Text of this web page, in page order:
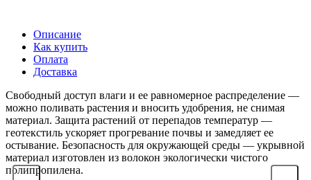
Описание
Как купить
Оплата
Доставка
Свободный доступ влаги и ее равномерное распределение —
можно поливать растения и вносить удобрения, не снимая
материал. Защита растений от перепадов температур —
геотекстиль ускоряет прогревание почвы и замедляет ее
остывание. Безопасность для окружающей среды — укрывной
материал изготовлен из волокон экологически чистого
полипропилена.